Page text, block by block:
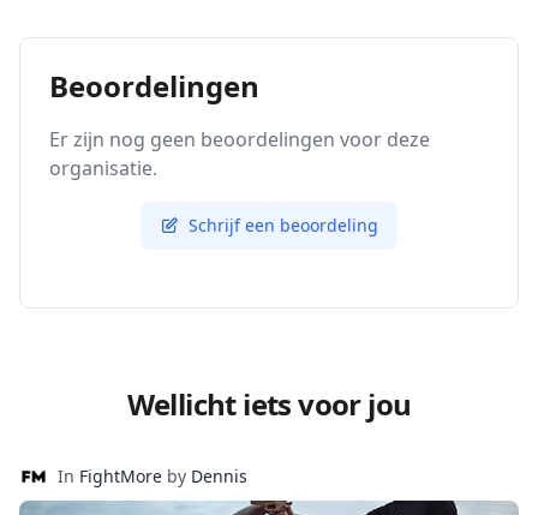
Beoordelingen
Er zijn nog geen beoordelingen voor deze
organisatie.
Schrijf een beoordeling
Wellicht iets voor jou
In FightMore by Dennis